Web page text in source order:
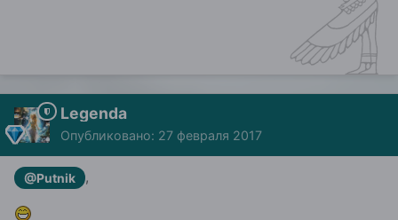
Legenda
Опубликовано: 27 февраля 2017
@Putnik ,